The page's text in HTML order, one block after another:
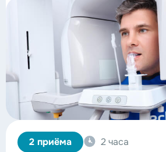
2 приёма 2 часа